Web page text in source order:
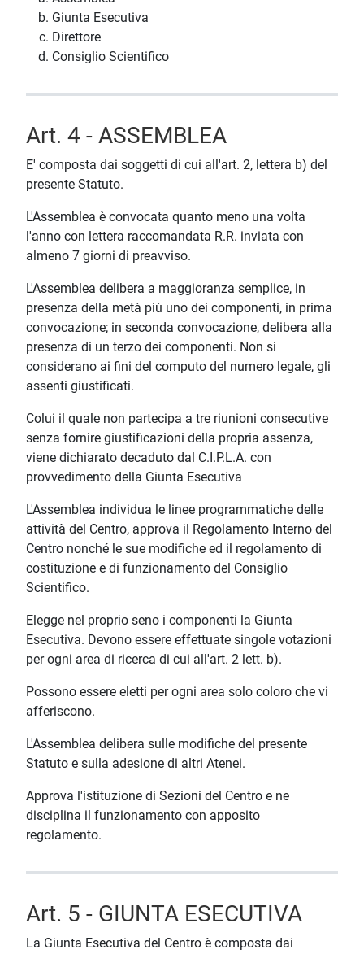
Giunta Esecutiva
Direttore
Consiglio Scientifico
Art. 4 - ASSEMBLEA
E' composta dai soggetti di cui all'art. 2, lettera b) del
presente Statuto.
L'Assemblea è convocata quanto meno una volta
l'anno con lettera raccomandata R.R. inviata con
almeno 7 giorni di preavviso.
L'Assemblea delibera a maggioranza semplice, in
presenza della metà più uno dei componenti, in prima
convocazione; in seconda convocazione, delibera alla
presenza di un terzo dei componenti. Non si
considerano ai fini del computo del numero legale, gli
assenti giustificati.
Colui il quale non partecipa a tre riunioni consecutive
senza fornire giustificazioni della propria assenza,
viene dichiarato decaduto dal C.I.P.L.A. con
provvedimento della Giunta Esecutiva
L'Assemblea individua le linee programmatiche delle
attività del Centro, approva il Regolamento Interno del
Centro nonché le sue modifiche ed il regolamento di
costituzione e di funzionamento del Consiglio
Scientifico.
Elegge nel proprio seno i componenti la Giunta
Esecutiva. Devono essere effettuate singole votazioni
per ogni area di ricerca di cui all'art. 2 lett. b).
Possono essere eletti per ogni area solo coloro che vi
afferiscono.
L'Assemblea delibera sulle modifiche del presente
Statuto e sulla adesione di altri Atenei.
Approva l'istituzione di Sezioni del Centro e ne
disciplina il funzionamento con apposito
regolamento.
Art. 5 - GIUNTA ESECUTIVA
La Giunta Esecutiva del Centro è composta dai